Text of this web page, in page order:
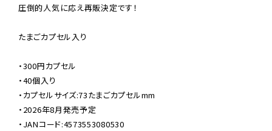
圧倒的人気に応え再販決定です！
たまごカプセル入り
・300円カプセル
・40個入り
・カプセルサイズ:73たまごカプセルmm
・2026年8月発売予定
・JANコード:4573553080530